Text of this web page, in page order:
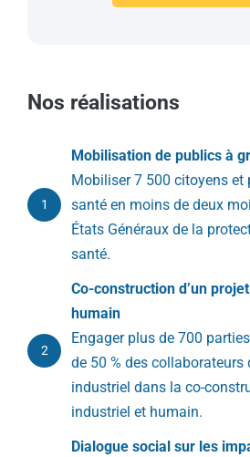
Nos réalisations
1
Mobilisation de publics à
Mobiliser 7 500 citoyens et
santé en moins de deux
États Généraux de la
santé.
2
Co-construction d’un
humain
Engager plus de 700
de 50 % des collaborateurs
industriel dans la co-
industriel et humain.
Dialogue social sur les